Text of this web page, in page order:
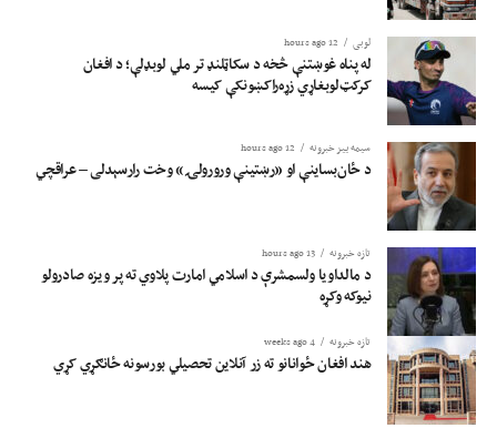
لوبی 12 hours ago
له پناه غوښتنې څخه د سکاټلنډ تر ملي لوبډلې؛ د افغان
کرکټ‌لوبغاړي زړه‌راکښونکې کیسه
سیمه ییز خبرونه 12 hours ago
د ځان‌بساینې او «رښتینې ورورولۍ» وخت رارسېدلی – عراقچي
تازه خبرونه 13 hours ago
د مالداویا ولسمشرې د اسلامي امارت پلاوي ته پر ویزه صادرولو
نیوکه وکړه
تازه خبرونه 4 weeks ago
هند افغان ځوانانو ته زر آنلاین تحصیلي بورسونه ځانګړي کړي